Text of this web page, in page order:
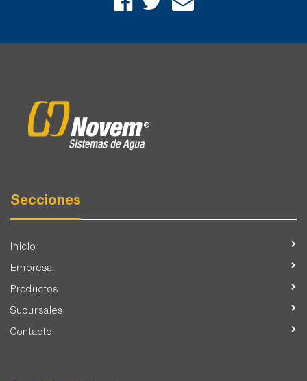
Secciones
Inicio
Empresa
Productos
Sucursales
Contacto